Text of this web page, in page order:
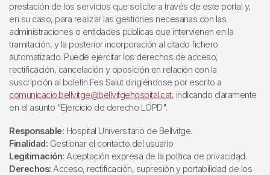
prestación de los servicios que solicite a través de este portal y,
en su caso, para realizar las gestiones necesarias con las
administraciones o entidades públicas que intervienen en la
tramitación, y la posterior incorporación al citado fichero
automatizado. Puede ejercitar los derechos de acceso,
rectificación, cancelación y oposición en relación con la
suscripción al boletín Fes Salut dirigiéndose por escrito a
comunicacio.bellvitge@bellvitgehospital.cat, indicando claramente
en el asunto "Ejercicio de derecho LOPD".
Responsable: Hospital Universitario de Bellvitge.
Finalidad: Gestionar el contacto del usuario
Legitimación: Aceptación expresa de la política de privacidad.
Derechos: Acceso, rectificación, supresión y portabilidad de los